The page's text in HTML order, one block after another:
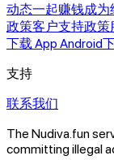
动态一起赚钱成为
政策客户支持政策
下载 App Android
支持
联系我们
The Nudiva.fun
committing illegal